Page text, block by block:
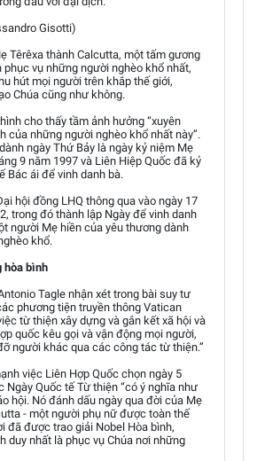
Gisotti)
Têrêxa thành Calcutta, một tấm gương
phục vụ những người nghèo khổ nhất,
hút mọi người trên khắp thế giới,
Chúa cũng như không.
cho thấy tầm ảnh hưởng “xuyên
của những người nghèo khổ nhất này”.
ngày Thứ Bảy là ngày kỷ niệm Mẹ
9 năm 1997 và Liên Hiệp Quốc đã kỷ
Bác ái để vinh danh bà.
hội đồng LHQ thông qua vào ngày 17
trong đó thành lập Ngày để vinh danh
người Mẹ hiền của yêu thương dành
khổ.
hòa bình
Tagle nhận xét trong bài suy tư
phương tiện truyền thông Vatican
từ thiện xây dựng và gắn kết xã hội và
quốc kêu gọi và vận động mọi người,
người khác qua các công tác từ thiện.”
việc Liên Hợp Quốc chọn ngày 5
Ngày Quốc tế Từ thiện “có ý nghĩa như
hội. Nó đánh dấu ngày qua đời của Mẹ
- một người phụ nữ được toàn thế
đã được trao giải Nobel Hòa bình,
duy nhất là phục vụ Chúa nơi những